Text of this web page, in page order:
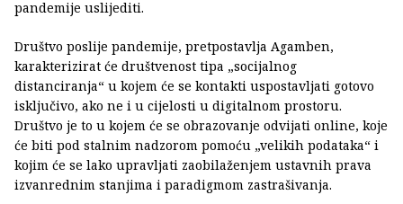
pandemije uslijediti.
Društvo poslije pandemije, pretpostavlja Agamben,
karakterizirat će društvenost tipa „socijalnog
distanciranja“ u kojem će se kontakti uspostavljati gotovo
isključivo, ako ne i u cijelosti u digitalnom prostoru.
Društvo je to u kojem će se obrazovanje odvijati online, koje
će biti pod stalnim nadzorom pomoću „velikih podataka“ i
kojim će se lako upravljati zaobilaženjem ustavnih prava
izvanrednim stanjima i paradigmom zastrašivanja.